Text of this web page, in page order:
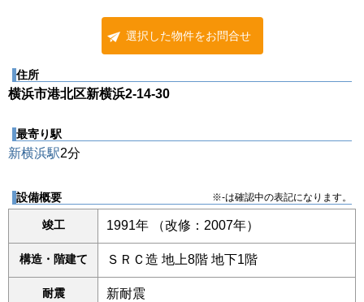
選択した物件をお問合せ
住所
横浜市港北区新横浜2-14-30
最寄り駅
新横浜駅2分
設備概要 ※-は確認中の表記になります。
竣工 1991年 （改修：2007年）
構造・階建て ＳＲＣ造 地上8階 地下1階
耐震 新耐震